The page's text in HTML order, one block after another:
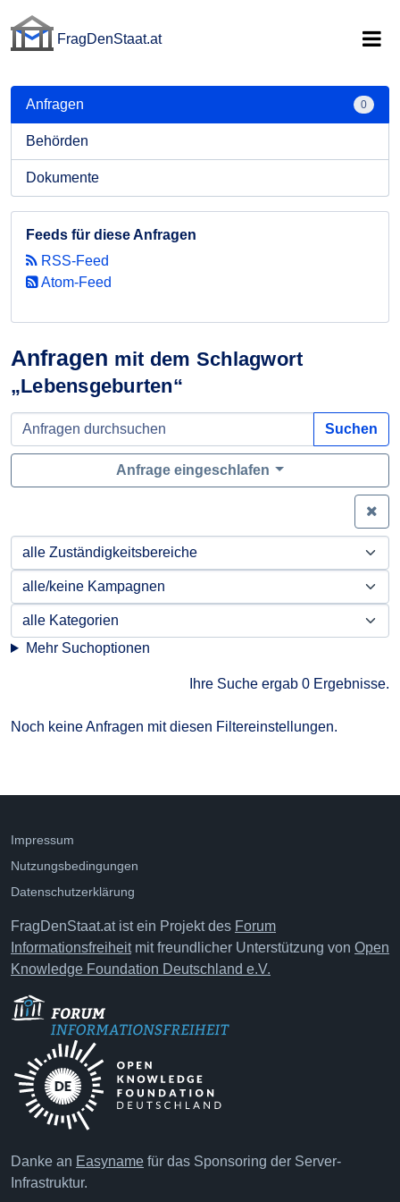
FragDenStaat.at
Anfragen mit dem Schlagwort
„Lebensgeburten“
Suchen
Anfrage eingeschlafen
Mehr Suchoptionen
Ihre Suche ergab 0 Ergebnisse.
Noch keine Anfragen mit diesen Filtereinstellungen.
Anfragen 0
Behörden
Dokumente
Feeds für diese Anfragen
RSS-Feed
Atom-Feed
Impressum
Nutzungsbedingungen
Datenschutzerklärung
FragDenStaat.at ist ein Projekt des Forum
Informationsfreiheitmit freundlicher Unterstützung von Open
Knowledge Foundation Deutschland e.V.
Danke an Easyname für das Sponsoring der Server-
Infrastruktur.